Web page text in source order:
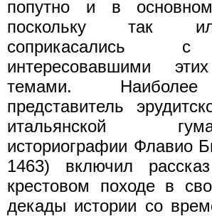
попутно и в основном
поскольку так
соприкасались
интересовавшими
темами.
представитель
итальянской
историографии Флавио
1463) включил
крестовом походе в
декады истории со